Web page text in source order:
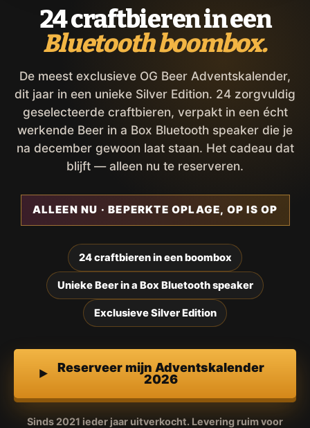
24 craftbieren in een
Bluetooth boombox.
De meest exclusieve OG Beer Adventskalender,
dit jaar in een unieke Silver Edition. 24 zorgvuldig
geselecteerde craftbieren, verpakt in een écht
werkende Beer in a Box Bluetooth speaker die je
na december gewoon laat staan. Het cadeau dat
blijft — alleen nu te reserveren.
ALLEEN NU · BEPERKTE OPLAGE, OP IS OP
24 craftbieren in een boombox
Unieke Beer in a Box Bluetooth speaker
Exclusieve Silver Edition
Reserveer mijn Adventskalender
2026
Sinds 2021 ieder jaar uitverkocht. Levering ruim voor